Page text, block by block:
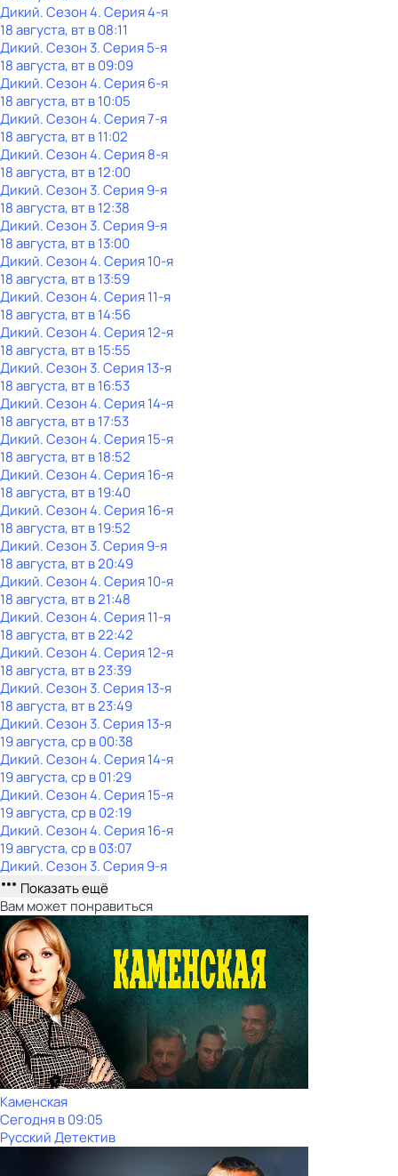
Дикий. Сезон 4. Серия 4-я
18 августа, вт в 08:11
Дикий. Сезон 3. Серия 5-я
18 августа, вт в 09:09
Дикий. Сезон 4. Серия 6-я
18 августа, вт в 10:05
Дикий. Сезон 4. Серия 7-я
18 августа, вт в 11:02
Дикий. Сезон 4. Серия 8-я
18 августа, вт в 12:00
Дикий. Сезон 3. Серия 9-я
18 августа, вт в 12:38
Дикий. Сезон 3. Серия 9-я
18 августа, вт в 13:00
Дикий. Сезон 4. Серия 10-я
18 августа, вт в 13:59
Дикий. Сезон 4. Серия 11-я
18 августа, вт в 14:56
Дикий. Сезон 4. Серия 12-я
18 августа, вт в 15:55
Дикий. Сезон 3. Серия 13-я
18 августа, вт в 16:53
Дикий. Сезон 4. Серия 14-я
18 августа, вт в 17:53
Дикий. Сезон 4. Серия 15-я
18 августа, вт в 18:52
Дикий. Сезон 4. Серия 16-я
18 августа, вт в 19:40
Дикий. Сезон 4. Серия 16-я
18 августа, вт в 19:52
Дикий. Сезон 3. Серия 9-я
18 августа, вт в 20:49
Дикий. Сезон 4. Серия 10-я
18 августа, вт в 21:48
Дикий. Сезон 4. Серия 11-я
18 августа, вт в 22:42
Дикий. Сезон 4. Серия 12-я
18 августа, вт в 23:39
Дикий. Сезон 3. Серия 13-я
18 августа, вт в 23:49
Дикий. Сезон 3. Серия 13-я
19 августа, ср в 00:38
Дикий. Сезон 4. Серия 14-я
19 августа, ср в 01:29
Дикий. Сезон 4. Серия 15-я
19 августа, ср в 02:19
Дикий. Сезон 4. Серия 16-я
19 августа, ср в 03:07
Дикий. Сезон 3. Серия 9-я
Показать ещё
Вам может понравиться
Каменская
Сегодня в 09:05
Русский Детектив